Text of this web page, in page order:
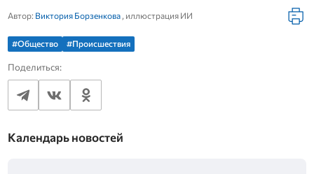
Автор: Виктория Борзенкова, иллюстрация ИИ
#Общество #Происшествия
Поделиться:
Календарь новостей